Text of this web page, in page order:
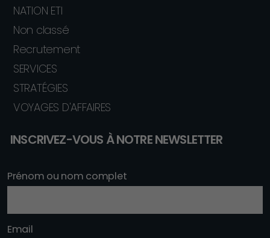
NATION ETI
Non classé
Recrutement
SERVICES
STRATÉGIES
VOYAGES D'AFFAIRES
INSCRIVEZ-VOUS À NOTRE NEWSLETTER
Prénom ou nom complet
Email